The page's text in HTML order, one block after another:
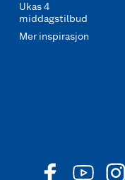
Ukas 4
middagstilbud
Mer inspirasjon